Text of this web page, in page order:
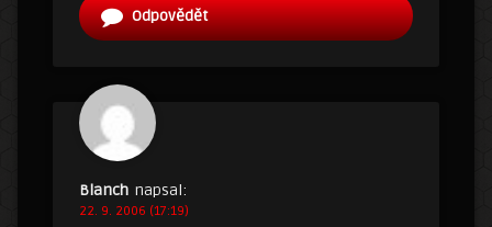
Odpovědět
Blanch napsal:
22. 9. 2006 (17:19)